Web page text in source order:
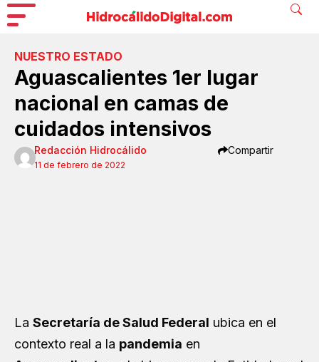
NUESTRO ESTADO
Aguascalientes 1er lugar
nacional en camas de
cuidados intensivos
Redacción Hidrocálido
11 de febrero de 2022
Compartir
La Secretaría de Salud Federal ubica en el
contexto real a la pandemia en